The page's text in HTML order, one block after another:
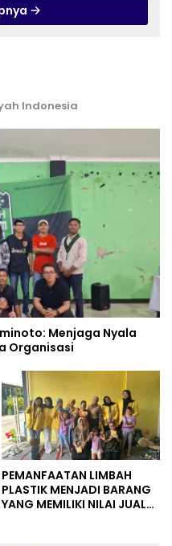
Indonesia
Menjaga Nyala
Organisasi
PEMANFAATAN LIMBAH
PLASTIK MENJADI BARANG
YANG MEMILIKI NILAI JUAL